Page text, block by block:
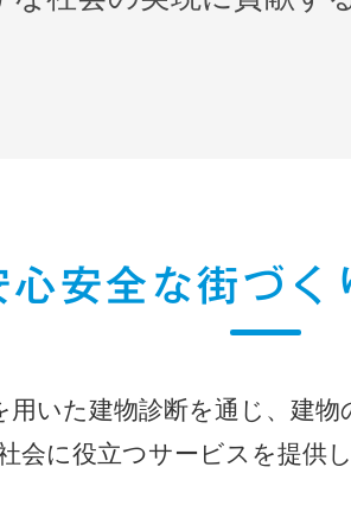
心安全な街づく
用いた建物診断を通じ、建
会に役立つサービスを提供